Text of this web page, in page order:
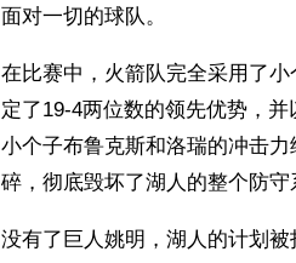
面对一切的球队。
在比赛中，火箭队完全采用了
定了19-4两位数的领先优势，
小个子布鲁克斯和洛瑞的冲击
碎，彻底毁坏了湖人的整个防守
没有了巨人姚明，湖人的计划